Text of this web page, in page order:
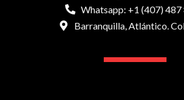
Whatsapp: +1 (407) 487
Barranquilla, Atlántico.